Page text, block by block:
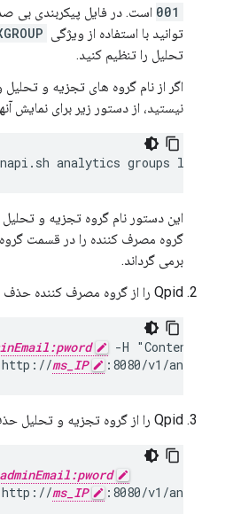
001 است. در فایل پیکربندی بی
توانید با استفاده از ویژگی
تحلیل را تنظیم کنید.
اگر از نام گروه های تجزیه و
نیستید، از دستور زیر برای نمایش
analytics groups list --
این دستور نام گروه تجزیه و
گروه مصرف کننده را در قسمت
برمی گرداند.
Qpid را از گروه مصرف کننده حذف کنید:
-H "Content-
ms_IP :8080/v1/
Qpid را از گروه تجزیه و تحلیل حذف کنید:
adminEmail:pword
ms_IP :8080/v1/